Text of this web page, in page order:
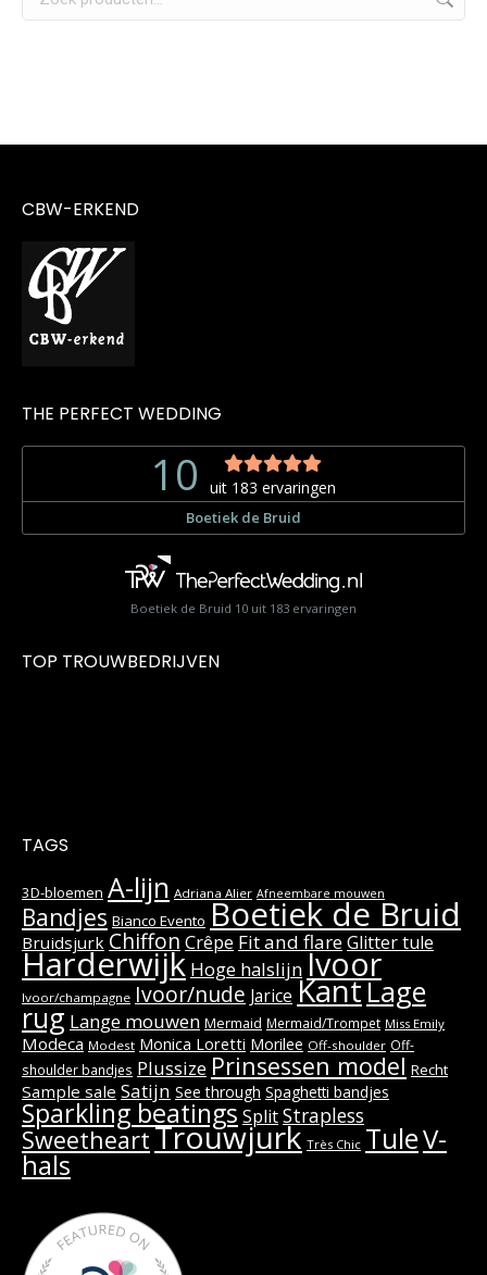
CBW-ERKEND
THE PERFECT WEDDING
Boetiek de Bruid 10 uit 183 ervaringen
TOP TROUWBEDRIJVEN
TAGS
3D-bloemen A-lijn Adriana Alier Afneembare mouwen
Bandjes Bianco Evento Boetiek de Bruid
Bruidsjurk Chiffon Crêpe Fit and flareGlitter tule
Harderwijk Hoge halslijnIvoor
Ivoor/champagne Ivoor/nude Jarice KantLage
rug Lange mouwen Mermaid Mermaid/Trompet Miss Emily
Modeca Modest Monica Loretti Morilee Off-shoulder Off-
shoulder bandjes Plussize Prinsessen model Recht
Sample sale Satijn See through Spaghetti bandjes
Sparkling beatings SplitStrapless
SweetheartTrouwjurk Très Chic TuleV-
hals